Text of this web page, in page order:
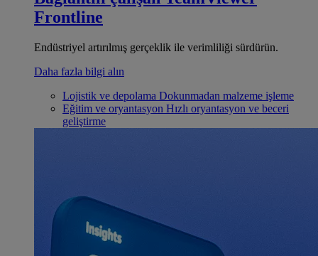
Frontline
Endüstriyel artırılmış gerçeklik ile verimliliği sürdürün.
Daha fazla bilgi alın
Lojistik ve depolama Dokunmadan malzeme işleme
Eğitim ve oryantasyon Hızlı oryantasyon ve beceri
geliştirme